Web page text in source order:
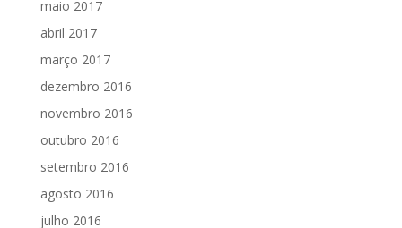
maio 2017
abril 2017
março 2017
dezembro 2016
novembro 2016
outubro 2016
setembro 2016
agosto 2016
julho 2016